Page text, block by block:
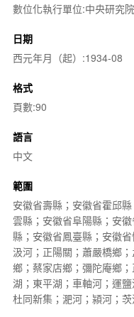
數位化執行單位:中央研究
日期
西元年月（起）:1934-08
格式
頁數:90
語言
中文
範圍
安徽省壽縣；安徽省霍邱
雲縣；安徽省阜陽縣；安
縣；安徽省鳳臺縣；安徽
汲河；正陽關；蕭嚴橋鄉
鄉；蔡家店鄉；彌陀庵鄉
湖；東平湖；車軸河；運
杜同新集；淝河；潁河；